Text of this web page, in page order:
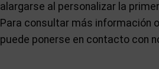
alargarse al personalizar la
Para consultar más información
puede ponerse en contacto con